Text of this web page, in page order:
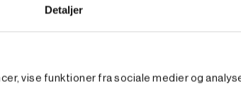
Detaljer
vise funktioner fra sociale medier og